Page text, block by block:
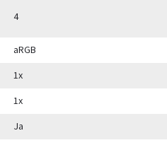
4
aRGB
1x
1x
Ja